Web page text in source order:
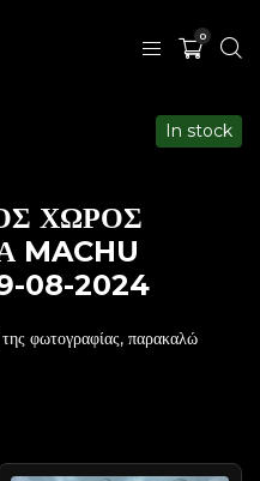
0
ΧΩΡΟΣ
MACHU
08-2024
In stock
φωτογραφίας, παρακαλώ